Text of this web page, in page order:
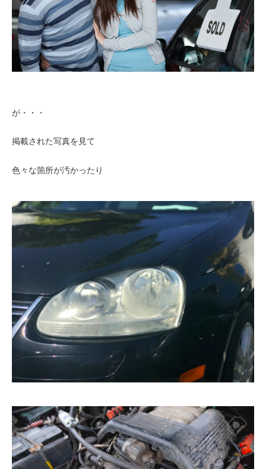
が・・・
掲載された写真を見て
色々な箇所が汚かったり